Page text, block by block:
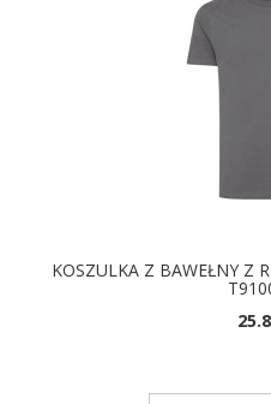
KOSZULKA Z BAWEŁNY Z